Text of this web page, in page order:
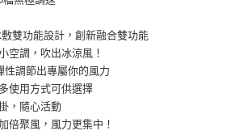
雙功能設計，創新融合雙功能
空調，吹出冰涼風！
調節出專屬你的風力
使用方式可供選擇
，隨心活動
倍聚風，風力更集中！